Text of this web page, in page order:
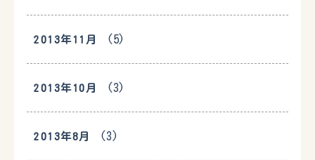
2013年11月 (5)
2013年10月 (3)
2013年8月 (3)